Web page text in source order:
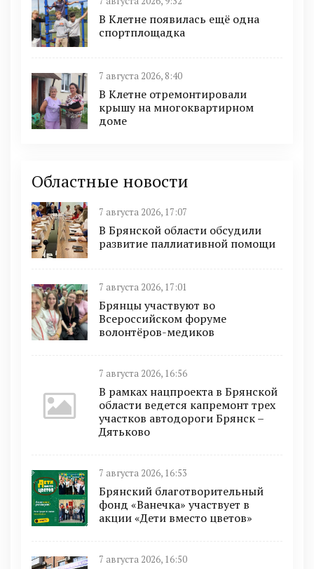
В Клетне появилась ещё одна
спортплощадка
7 августа 2026, 8:40
В Клетне отремонтировали
крышу на многоквартирном
доме
Областные новости
7 августа 2026, 17:07
В Брянской области обсудили
развитие паллиативной помощи
7 августа 2026, 17:01
Брянцы участвуют во
Всероссийском форуме
волонтёров-медиков
7 августа 2026, 16:56
В рамках нацпроекта в Брянской
области ведется капремонт трех
участков автодороги Брянск –
Дятьково
7 августа 2026, 16:53
Брянский благотворительный
фонд «Ванечка» участвует в
акции «Дети вместо цветов»
7 августа 2026, 16:50